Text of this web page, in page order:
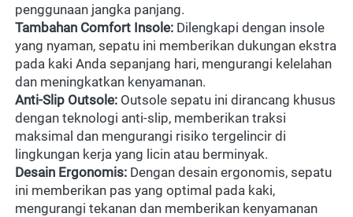
penggunaan jangka panjang.
Tambahan Comfort Insole: Dilengkapi dengan insole
yang nyaman, sepatu ini memberikan dukungan ekstra
pada kaki Anda sepanjang hari, mengurangi kelelahan
dan meningkatkan kenyamanan.
Anti-Slip Outsole: Outsole sepatu ini dirancang khusus
dengan teknologi anti-slip, memberikan traksi
maksimal dan mengurangi risiko tergelincir di
lingkungan kerja yang licin atau berminyak.
Desain Ergonomis: Dengan desain ergonomis, sepatu
ini memberikan pas yang optimal pada kaki,
mengurangi tekanan dan memberikan kenyamanan